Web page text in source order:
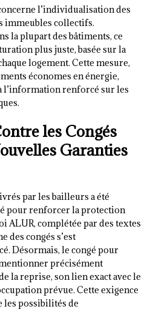
l’individualisation des
immeubles collectifs.
la plupart des bâtiments, ce
plus juste, basée sur la
logement. Cette mesure,
économes en énergie,
l’information renforcé sur les
les Congés
Garanties
par les bailleurs a été
pour renforcer la protection
ALUR, complétée par des textes
des congés s’est
Désormais, le congé pour
précisément
la reprise, son lien exact avec le
prévue. Cette exigence
les possibilités de